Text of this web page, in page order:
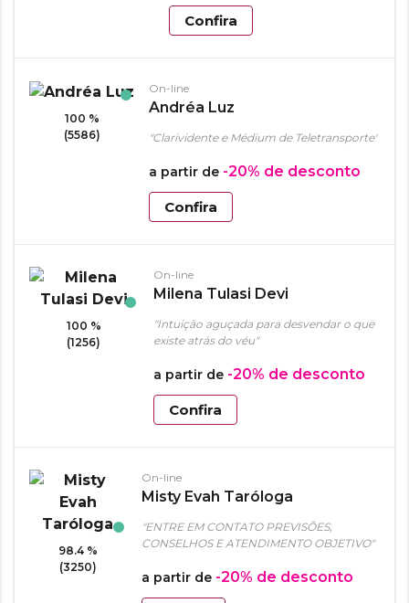
Confira
100 %
(5586)
On-line
Andréa Luz
"Clarividente e Médium de Teletransporte"
a partir de -20% de desconto
Confira
100 %
(1256)
On-line
Milena Tulasi Devi
"Intuição aguçada para desvendar o que
existe atrás do véu"
a partir de -20% de desconto
Confira
98.4 %
(3250)
On-line
Misty Evah Taróloga
"ENTRE EM CONTATO PREVISÕES,
CONSELHOS E ATENDIMENTO OBJETIVO"
a partir de -20% de desconto